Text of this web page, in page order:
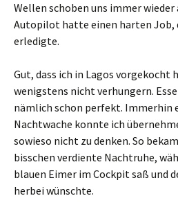
Wellen schoben uns immer wieder
Autopilot hatte einen harten Job,
erledigte.
Gut, dass ich in Lagos
wenigstens nicht verhungern.
nämlich schon perfekt. Immerhin
Nachtwache konnte ich
sowieso nicht zu denken. So
bisschen verdiente Nachtruhe,
blauen Eimer im Cockpit saß und
herbei wünschte.